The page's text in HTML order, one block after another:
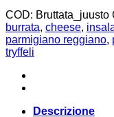
COD: Bruttata_juusto
burrata, cheese,
parmigiano reggiano,
tryffeli
Descrizione